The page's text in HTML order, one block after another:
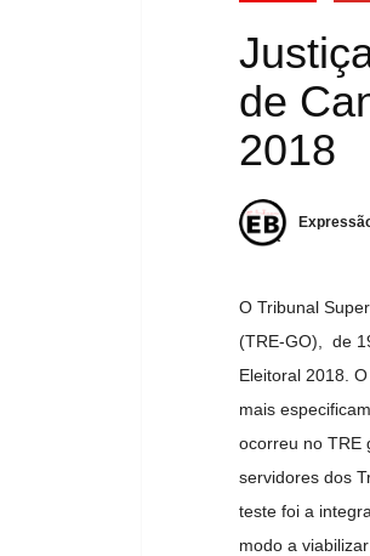
de
2018
O Tribunal
(TRE-GO), de
Eleitoral 2018.
mais
ocorreu no TRE
servidores dos
teste foi a
modo a